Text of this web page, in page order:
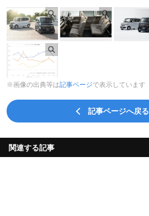
※画像の出典等は記事ページで表示しています
記事ページへ戻る
関連する記事